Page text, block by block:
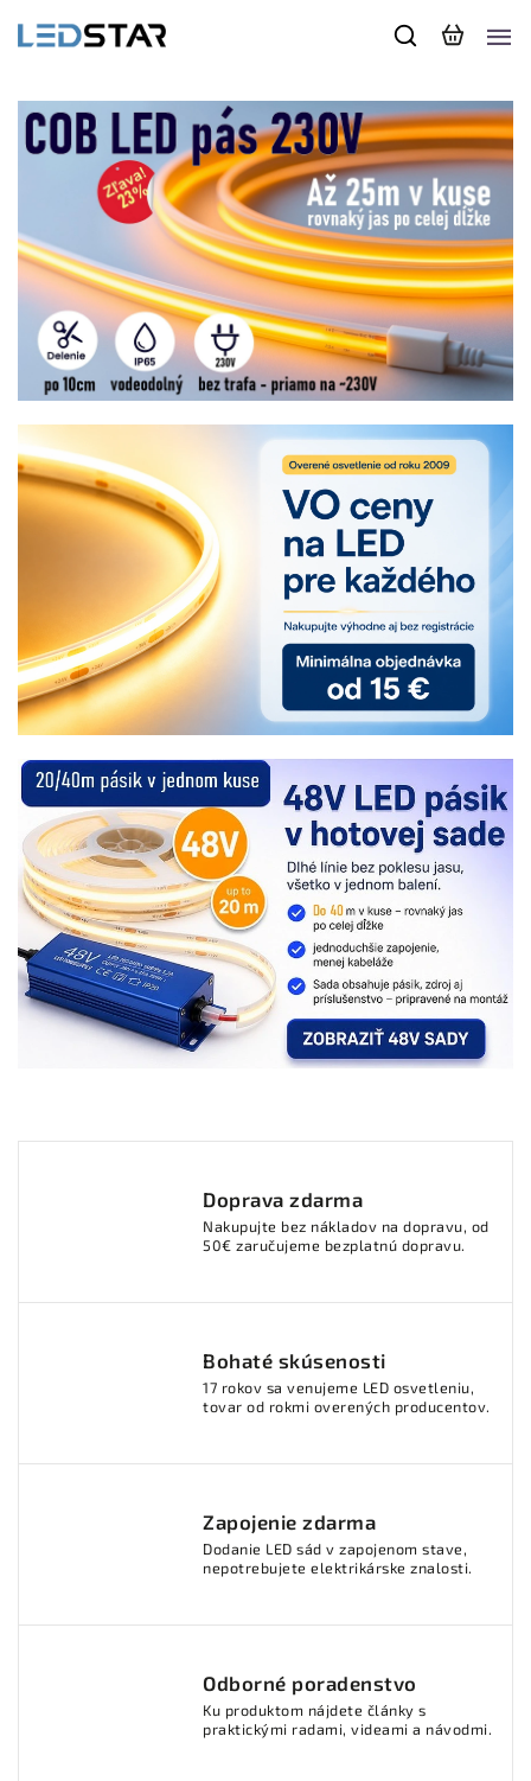
Doprava zdarma
Nakupujte bez nákladov na dopravu, od
50€ zaručujeme bezplatnú dopravu.
Bohaté skúsenosti
17 rokov sa venujeme LED osvetleniu,
tovar od rokmi overených producentov.
Zapojenie zdarma
Dodanie LED sád v zapojenom stave,
nepotrebujete elektrikárske znalosti.
Odborné poradenstvo
Ku produktom nájdete články s
praktickými radami, videami a návodmi.